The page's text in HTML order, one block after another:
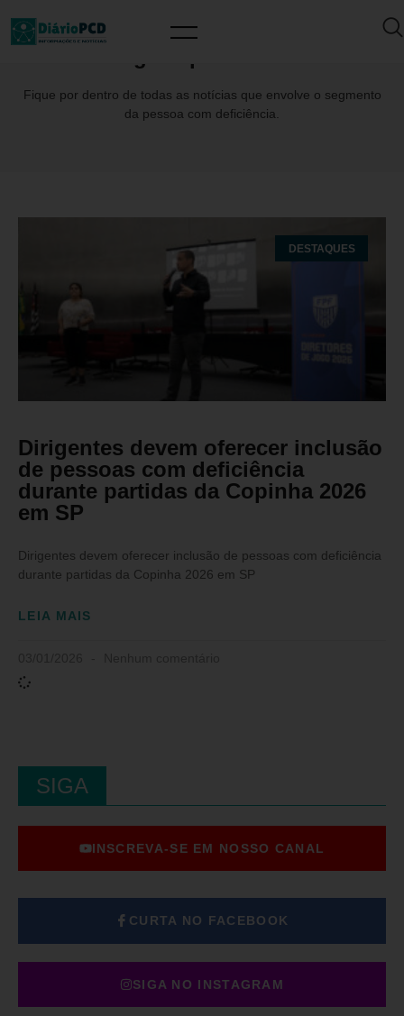
Fique por dentro de todas as notícias que envolve o segmento
da pessoa com deficiência.
DESTAQUES
Dirigentes devem oferecer inclusão
de pessoas com deficiência
durante partidas da Copinha 2026
em SP
Dirigentes devem oferecer inclusão de pessoas com deficiência
durante partidas da Copinha 2026 em SP
LEIA MAIS
SIGA
INSCREVA-SE EM NOSSO CANAL
CURTA NO FACEBOOK
SIGA NO INSTAGRAM